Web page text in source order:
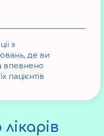
з
де ви
впевнено
пацієнтів